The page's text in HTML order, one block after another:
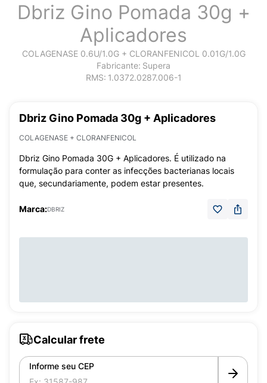
Dbriz Gino Pomada 30g +
Aplicadores
COLAGENASE 0.6U/1.0G + CLORANFENICOL 0.01G/1.0G
Fabricante: Supera
RMS: 1.0372.0287.006-1
Dbriz Gino Pomada 30g + Aplicadores
COLAGENASE + CLORANFENICOL
Dbriz Gino Pomada 30G + Aplicadores. É utilizado na
formulação para conter as infecções bacterianas locais
que, secundariamente, podem estar presentes.
Marca:DBRIZ
Calcular frete
Informe seu CEP